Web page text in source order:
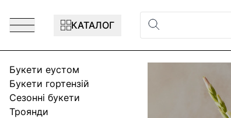
КАТАЛОГ
Букети еустом
Букети гортензій
Сезонні букети
Троянди